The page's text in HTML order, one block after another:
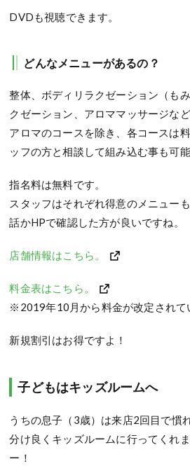
DVDも視聴できます。
どんなメニューがあるの？
整体、ボディリラクゼーション（も
クゼーション、アロママッサージなど
アロマのコースを除き、各コースは
ッフの方と相談して組み込む事も可能
指名料は無料です。
スタッフはそれぞれ得意のメニュー
話かHPで確認した方が良いですね。
店舗情報はこちら。
料金表はこちら。
※2019年10月から料金が改定されて
新規割引はお得ですよ！
子どもはキッズルームへ
うちの息子（3歳）は来店2回目で慣
分け良くキッズルームに行ってくれ
ー！